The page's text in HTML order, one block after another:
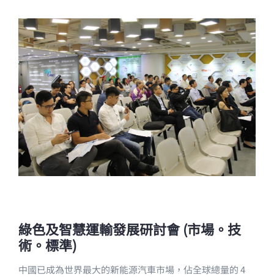
綠色及智慧運輸發展研討會 (市場。技
術。標準)
中國已成為世界最大的新能源汽車市場，佔全球總量的 4